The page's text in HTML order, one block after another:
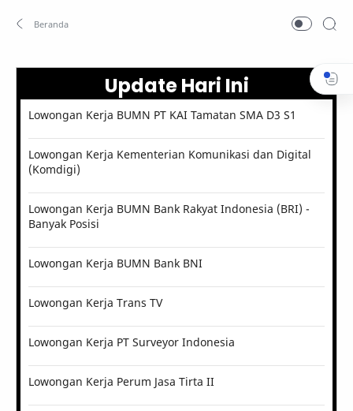
Update Hari Ini
Lowongan Kerja BUMN PT KAI Tamatan SMA D3 S1
Lowongan Kerja Kementerian Komunikasi dan Digital
(Komdigi)
Lowongan Kerja BUMN Bank Rakyat Indonesia (BRI) -
Banyak Posisi
Lowongan Kerja BUMN Bank BNI
Lowongan Kerja Trans TV
Lowongan Kerja PT Surveyor Indonesia
Lowongan Kerja Perum Jasa Tirta II